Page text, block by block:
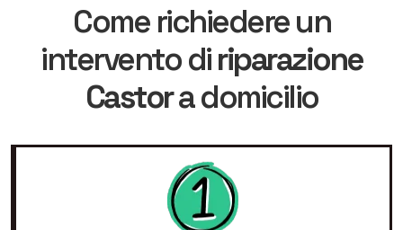
Come richiedere un
intervento diriparazione
Castora domicilio